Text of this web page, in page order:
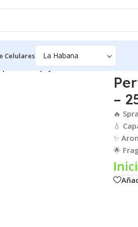
Celulares
Afaq by Lattafa Pride – 250ml
–
🔥
💧
✨
🌟